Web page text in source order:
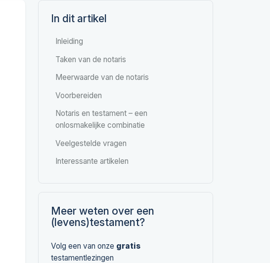
In dit artikel
Inleiding
Taken van de notaris
Meerwaarde van de notaris
Voorbereiden
Notaris en testament – een
onlosmakelijke combinatie
Veelgestelde vragen
Interessante artikelen
Meer weten over een
(levens)testament?
Volg een van onze gratis
testamentlezingen